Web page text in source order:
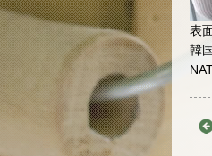
表
韓